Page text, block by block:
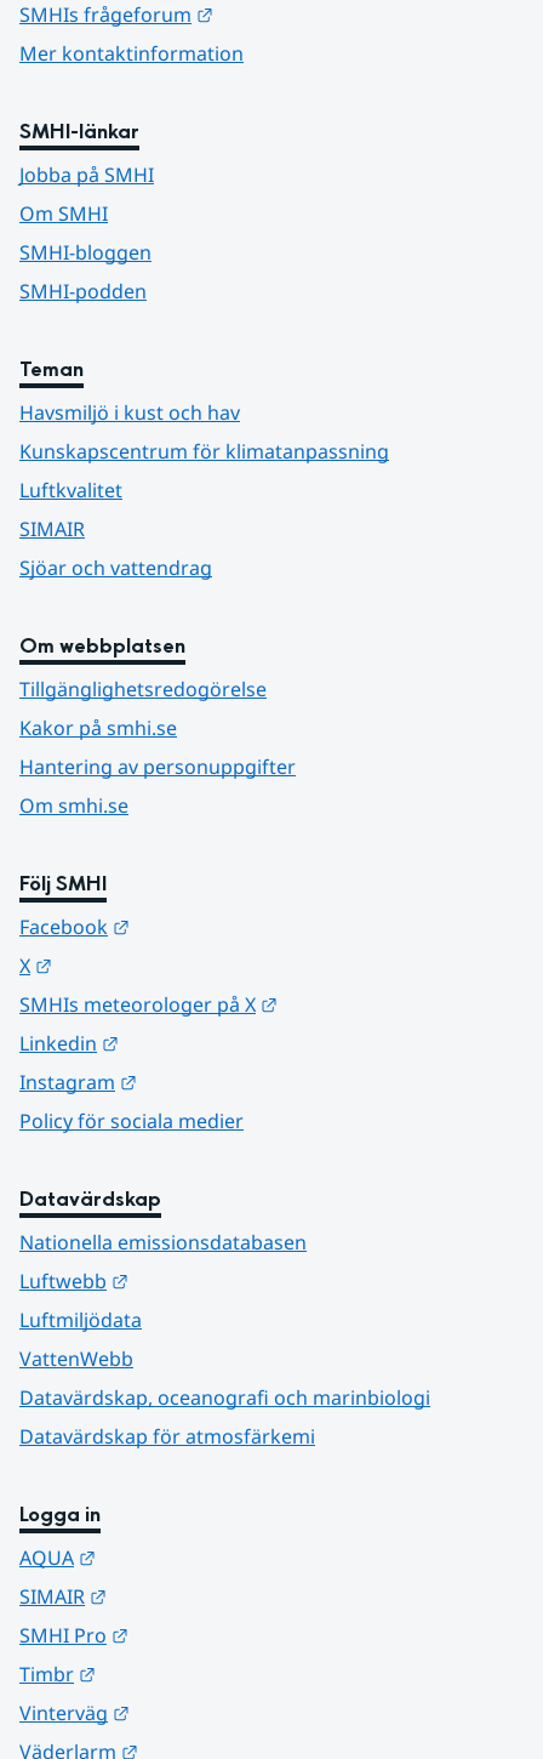
SMHIs frågeforum
Mer kontaktinformation
SMHI-länkar
Jobba på SMHI
Om SMHI
SMHI-bloggen
SMHI-podden
Teman
Havsmiljö i kust och hav
Kunskapscentrum för klimatanpassning
Luftkvalitet
SIMAIR
Sjöar och vattendrag
Om webbplatsen
Tillgänglighetsredogörelse
Kakor på smhi.se
Hantering av personuppgifter
Om smhi.se
Följ SMHI
Facebook
X
SMHIs meteorologer på X
Linkedin
Instagram
Policy för sociala medier
Datavärdskap
Nationella emissionsdatabasen
Luftwebb
Luftmiljödata
VattenWebb
Datavärdskap, oceanografi och marinbiologi
Datavärdskap för atmosfärkemi
Logga in
AQUA
SIMAIR
SMHI Pro
Timbr
Vinterväg
Väderlarm